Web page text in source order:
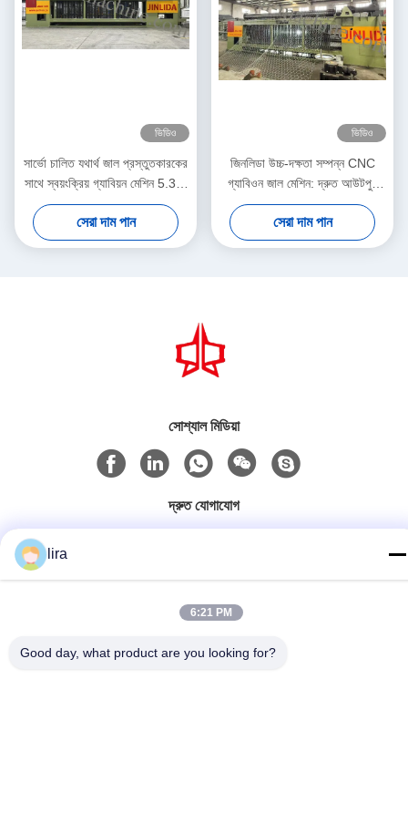
ভিডিও
সার্ভো চালিত যথার্থ জাল প্রস্তুতকারকের
সাথে স্বয়ংক্রিয় গ্যাবিয়ন মেশিন 5.3m
সর্বোচ্চ প্রস্থ
সেরা দাম পান
ভিডিও
জিনলিডা উচ্চ-দক্ষতা সম্পন্ন CNC
গ্যাবিওন জাল মেশিন: দ্রুত আউটপুট
এবং নির্ভুল বুননের নিখুঁত সংমিশ্রণ যা
উৎপাদনশীলতা বাড়ায়
সেরা দাম পান
সোশ্যাল মিডিয়া
দ্রুত যোগাযোগ
ঠিকানা
lira
6:21 PM
Good day, what product are you looking for?